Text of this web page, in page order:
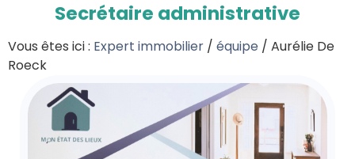
Secrétaire administrative
Vous êtes ici : Expert immobilier / équipe / Aurélie De
Roeck